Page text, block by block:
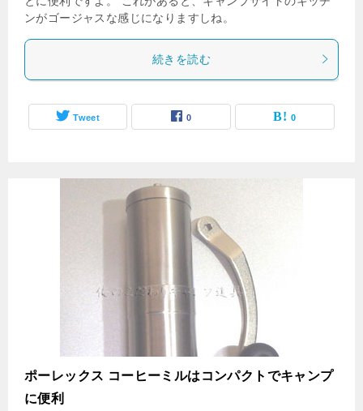
ンがゴージャスな感じになりますしね。
続きを読む
Tweet 0 0
ポーレックス コーヒーミルはコンパクトでキャンプ
に便利